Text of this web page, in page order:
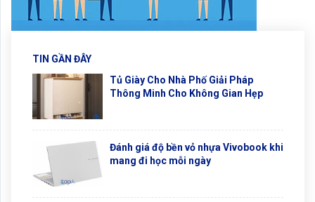
TIN GẦN ĐÂY
Tủ Giày Cho Nhà Phố Giải Pháp
Thông Minh Cho Không Gian Hẹp
Đánh giá độ bền vỏ nhựa Vivobook khi
mang đi học mỗi ngày